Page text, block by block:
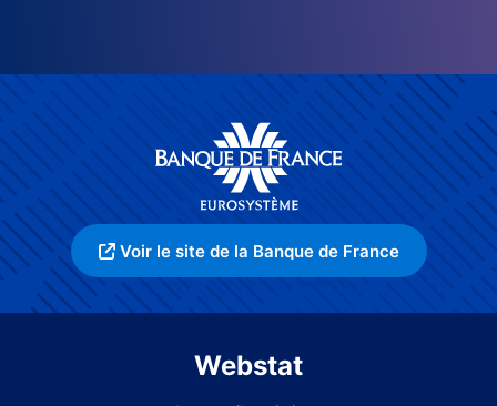
Voir le site de la Banque de France
Webstat